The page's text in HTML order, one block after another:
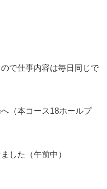
で仕事内容は毎日同じで
（本コース18ホールプ
した（午前中）